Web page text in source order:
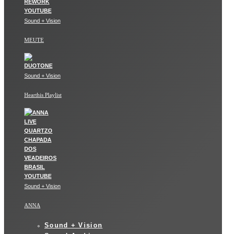
Sound + Vision
MEUTE
Sound + Vision
Hearthis Playlist
Sound + Vision
ANNA
Sound + Vision